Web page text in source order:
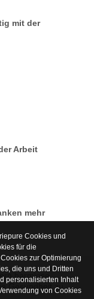
mit der
Arbeit
mehr
Cookies und
für die
zur Optimierung
die uns und Dritten
personalisierten Inhalt
von Cookies
harmlose
Gesundheit zu